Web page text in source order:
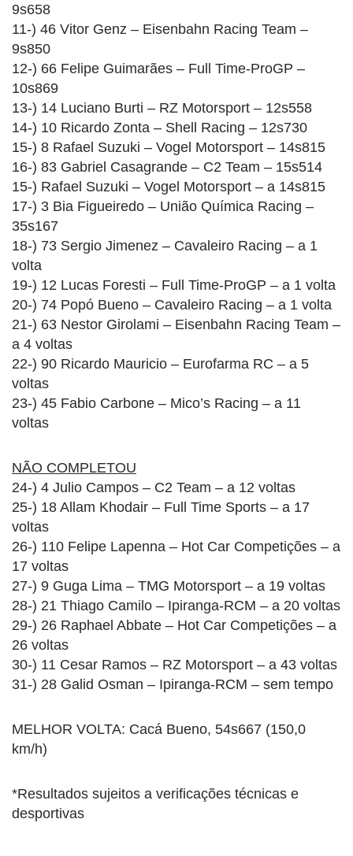
9s658
11-) 46 Vitor Genz – Eisenbahn Racing Team –
9s850
12-) 66 Felipe Guimarães – Full Time-ProGP –
10s869
13-) 14 Luciano Burti – RZ Motorsport – 12s558
14-) 10 Ricardo Zonta – Shell Racing – 12s730
15-) 8 Rafael Suzuki – Vogel Motorsport – 14s815
16-) 83 Gabriel Casagrande – C2 Team – 15s514
15-) Rafael Suzuki – Vogel Motorsport – a 14s815
17-) 3 Bia Figueiredo – União Química Racing –
35s167
18-) 73 Sergio Jimenez – Cavaleiro Racing – a 1
volta
19-) 12 Lucas Foresti – Full Time-ProGP – a 1 volta
20-) 74 Popó Bueno – Cavaleiro Racing – a 1 volta
21-) 63 Nestor Girolami – Eisenbahn Racing Team –
a 4 voltas
22-) 90 Ricardo Mauricio – Eurofarma RC – a 5
voltas
23-) 45 Fabio Carbone – Mico’s Racing – a 11
voltas
NÃO COMPLETOU
24-) 4 Julio Campos – C2 Team – a 12 voltas
25-) 18 Allam Khodair – Full Time Sports – a 17
voltas
26-) 110 Felipe Lapenna – Hot Car Competições – a
17 voltas
27-) 9 Guga Lima – TMG Motorsport – a 19 voltas
28-) 21 Thiago Camilo – Ipiranga-RCM – a 20 voltas
29-) 26 Raphael Abbate – Hot Car Competições – a
26 voltas
30-) 11 Cesar Ramos – RZ Motorsport – a 43 voltas
31-) 28 Galid Osman – Ipiranga-RCM – sem tempo
MELHOR VOLTA: Cacá Bueno, 54s667 (150,0
km/h)
*Resultados sujeitos a verificações técnicas e
desportivas